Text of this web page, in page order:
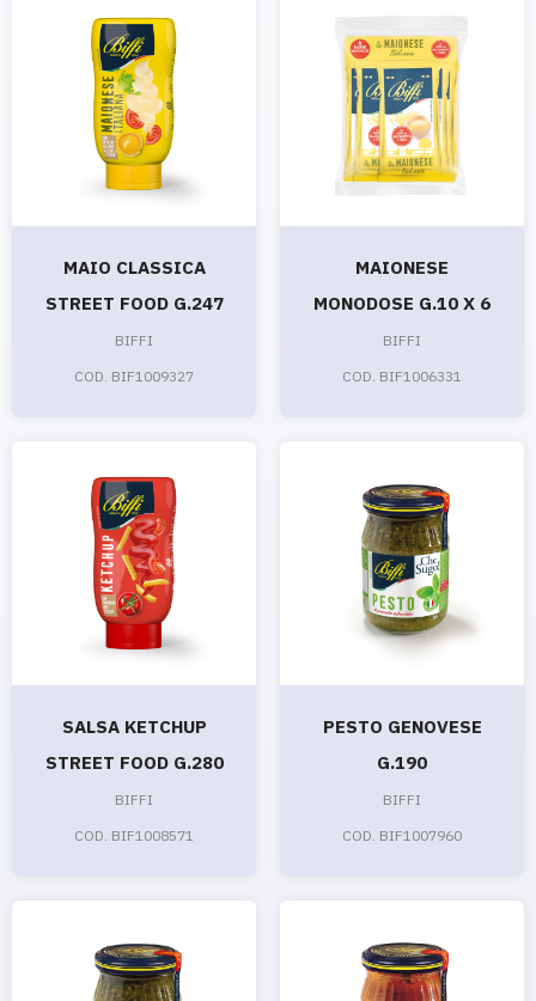
MAIO CLASSICA
STREET FOOD G.247
BIFFI
COD. BIF1009327
MAIONESE
MONODOSE G.10 X 6
BIFFI
COD. BIF1006331
SALSA KETCHUP
STREET FOOD G.280
BIFFI
COD. BIF1008571
PESTO GENOVESE
G.190
BIFFI
COD. BIF1007960